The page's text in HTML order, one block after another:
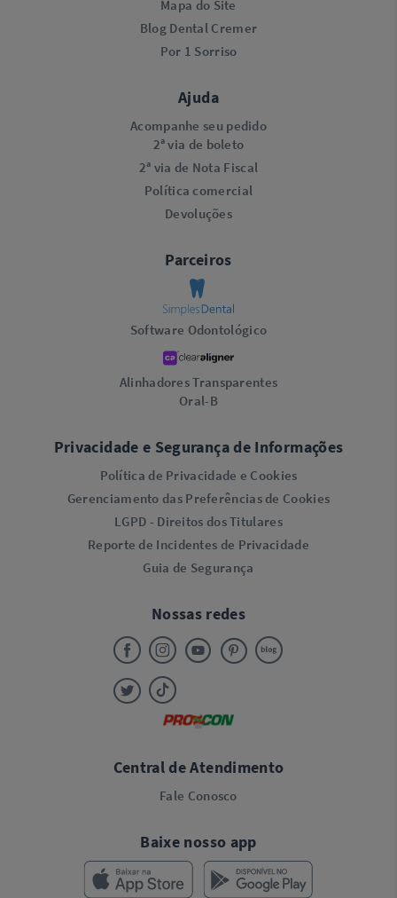
Mapa do Site
Blog Dental Cremer
Por 1 Sorriso
Ajuda
Acompanhe seu pedido
2ª via de boleto
2ª via de Nota Fiscal
Política comercial
Devoluções
Parceiros
Software Odontológico
Alinhadores Transparentes
Oral-B
Privacidade e Segurança de Informações
Política de Privacidade e Cookies
Gerenciamento das Preferências de Cookies
LGPD - Direitos dos Titulares
Reporte de Incidentes de Privacidade
Guia de Segurança
Nossas redes
Central de Atendimento
Fale Conosco
Baixe nosso app